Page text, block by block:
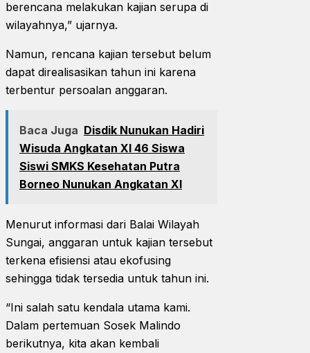
berencana melakukan kajian serupa di
wilayahnya,” ujarnya.
Namun, rencana kajian tersebut belum
dapat direalisasikan tahun ini karena
terbentur persoalan anggaran.
Baca Juga Disdik Nunukan Hadiri
Wisuda Angkatan XI 46 Siswa
Siswi SMKS Kesehatan Putra
Borneo Nunukan Angkatan XI
Menurut informasi dari Balai Wilayah
Sungai, anggaran untuk kajian tersebut
terkena efisiensi atau ekofusing
sehingga tidak tersedia untuk tahun ini.
“Ini salah satu kendala utama kami.
Dalam pertemuan Sosek Malindo
berikutnya, kita akan kembali